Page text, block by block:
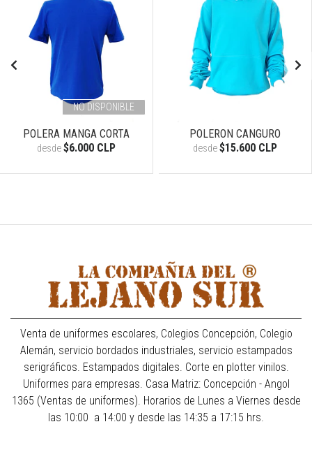
NO DISPONIBLE
POLERA MANGA CORTA
desde$6.000 CLP
POLERON CANGURO
desde$15.600 CLP
Venta de uniformes escolares, Colegios Concepción, Colegio
Alemán, servicio bordados industriales, servicio estampados
serigráficos. Estampados digitales. Corte en plotter vinilos.
Uniformes para empresas. Casa Matriz: Concepción - Angol
1365 (Ventas de uniformes). Horarios de Lunes a Viernes desde
las 10:00 a 14:00 y desde las 14:35 a 17:15 hrs.